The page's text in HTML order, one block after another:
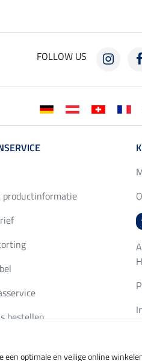
FOLLOW US
productinformatie
bestellen
een optimale en veilige online